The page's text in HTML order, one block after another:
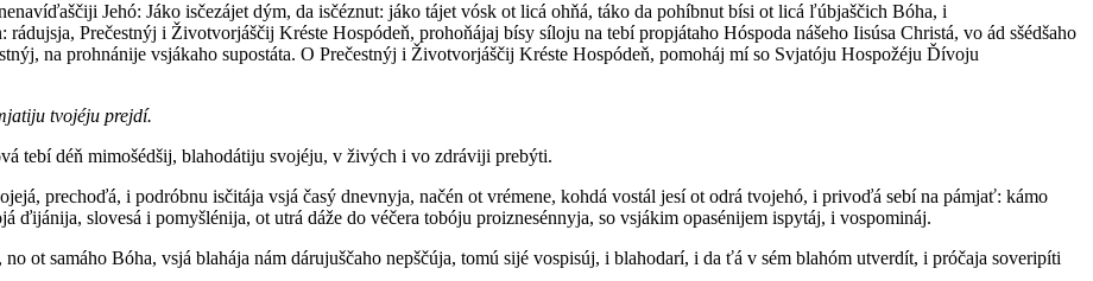
Jehó: Jáko isčezájet dým, da isčéznut: jáko tájet vósk ot licá ohňá, táko da pohíbnut bísi ot licá ľúbjaščich Bóha, i
Prečestnýj i Životvorjáščij Kréste Hospódeň, prohoňájaj bísy síloju na tebí propjátaho Hóspoda nášeho Iisúsa Christá, vo ád sšédšaho
na prohnánije vsjákaho supostáta. O Prečestnýj i Životvorjáščij Kréste Hospódeň, pomoháj mí so Svjatóju Hospožéju Ďívoju
tvojéju prejdí.
tebí déň mimošédšij, blahodátiju svojéju, v živých i vo zdráviji prebýti.
prechoďá, i podróbnu isčitája vsjá časý dnevnyja, načén ot vrémene, kohdá vostál jesí ot odrá tvojehó, i privoďá sebí na pámjať: kámo
slovesá i pomyšlénija, ot utrá dáže do véčera tobóju proiznesénnyja, so vsjákim opasénijem ispytáj, i vospomináj.
ot samáho Bóha, vsjá blahája nám dárujuščaho nepščúja, tomú sijé vospisúj, i blahodarí, i da ťá v sém blahóm utverdít, i próčaja soveripíti